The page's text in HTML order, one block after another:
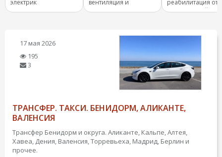
электрик
вентиляция и
отопление.
реабилитация от
зависимостей
17 мая 2026
195
3
ТРАНСФЕР. ТАКСИ. БЕНИДОРМ, АЛИКАНТЕ,
ВАЛЕНСИЯ
Трансфер Бенидорм и округа. Аликанте, Кальпе, Алтея,
Хавеа, Дения, Валенсия, Торревьеха, Мадрид, Берлин и
прочее.